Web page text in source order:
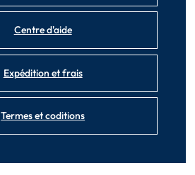
Centre d'aide
Expédition et frais
Termes et coditions